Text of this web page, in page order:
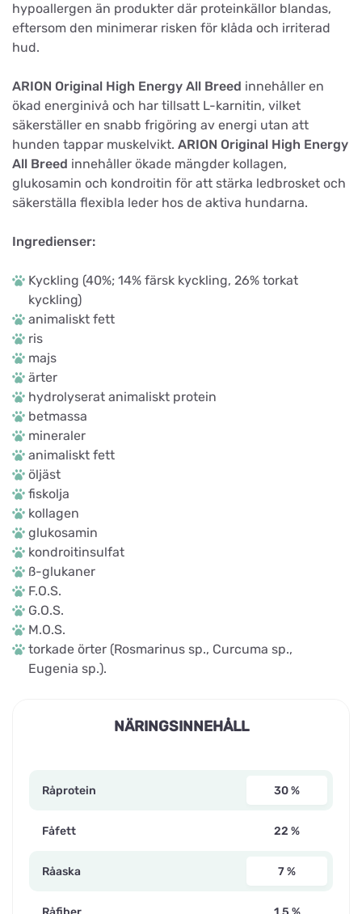
hypoallergen än produkter där proteinkällor blandas,
eftersom den minimerar risken för klåda och irriterad
hud.
ARION Original High Energy All Breed innehåller en
ökad energinivå och har tillsatt L-karnitin, vilket
säkerställer en snabb frigöring av energi utan att
hunden tappar muskelvikt. ARION Original High Energy
All Breed innehåller ökade mängder kollagen,
glukosamin och kondroitin för att stärka ledbrosket och
säkerställa flexibla leder hos de aktiva hundarna.
Ingredienser:
Kyckling (40%; 14% färsk kyckling, 26% torkat
kyckling)
animaliskt fett
ris
majs
ärter
hydrolyserat animaliskt protein
betmassa
mineraler
animaliskt fett
öljäst
fiskolja
kollagen
glukosamin
kondroitinsulfat
ß-glukaner
F.O.S.
G.O.S.
M.O.S.
torkade örter (Rosmarinus sp., Curcuma sp.,
Eugenia sp.).
NÄRINGSINNEHÅLL
Råprotein 30 %
Fåfett 22 %
Råaska 7 %